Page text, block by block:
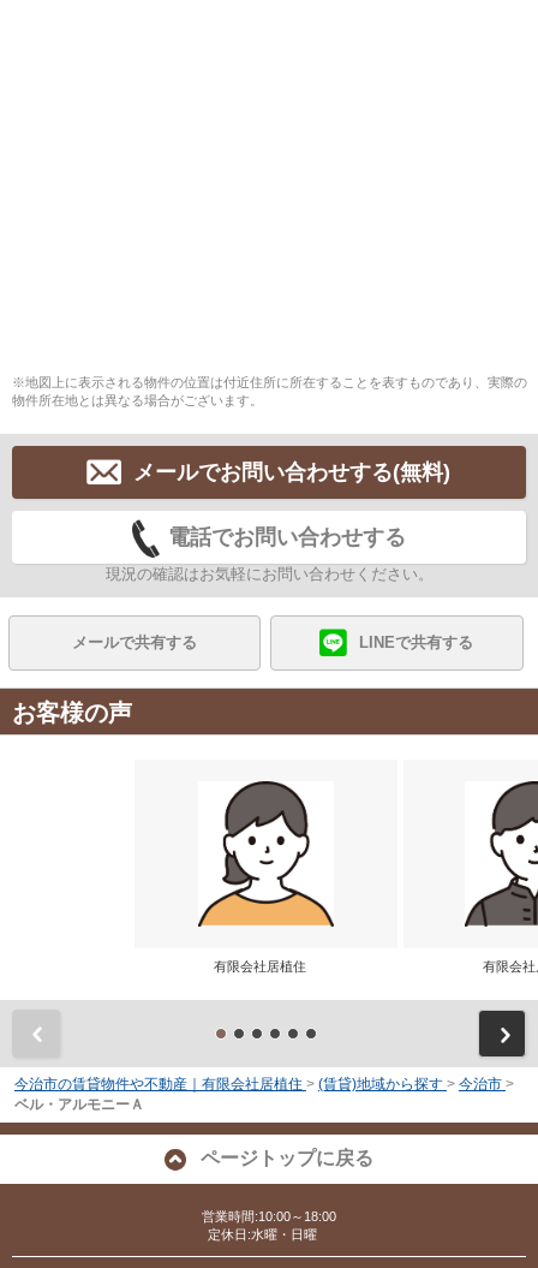
※地図上に表示される物件の位置は付近住所に所在することを表すものであり、実際の
物件所在地とは異なる場合がございます。
メールでお問い合わせする(無料)
電話でお問い合わせする
現況の確認はお気軽にお問い合わせください。
メールで共有する LINEで共有する
お客様の声
有限会社居植住 有限会
今治市の賃貸物件や不動産｜有限会社居植住 > (賃貸)地域から探す > 今治市 >
ベル・アルモニーＡ
ページトップに戻る
営業時間:10:00～18:00
定休日:水曜・日曜